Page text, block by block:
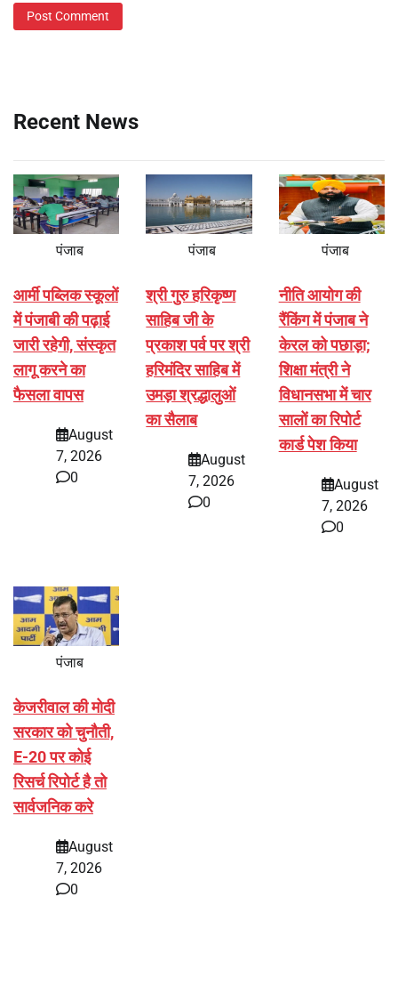
Recent News
पंजाब
आर्मी पब्लिक स्कूलों
में पंजाबी की पढ़ाई
जारी रहेगी, संस्कृत
लागू करने का
फैसला वापस
August
7, 2026
0
पंजाब
श्री गुरु हरिकृष्ण
साहिब जी के
प्रकाश पर्व पर श्री
हरिमंदिर साहिब में
उमड़ा श्रद्धालुओं
का सैलाब
August
7, 2026
0
पंजाब
नीति आयोग की
रैंकिंग में पंजाब ने
केरल को पछाड़ा;
शिक्षा मंत्री ने
विधानसभा में चार
सालों का रिपोर्ट
कार्ड पेश किया
August
7, 2026
0
पंजाब
केजरीवाल की मोदी
सरकार को चुनौती,
E-20 पर कोई
रिसर्च रिपोर्ट है तो
सार्वजनिक करे
August
7, 2026
0